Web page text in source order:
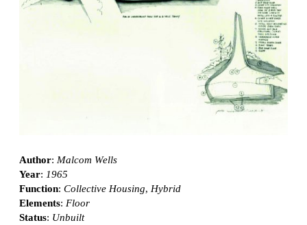
Author: Malcom Wells
Year: 1965
Function: Collective Housing, Hybrid
Elements: Floor
Status: Unbuilt